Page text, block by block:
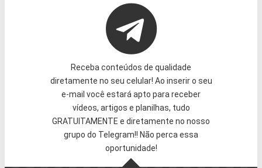
Receba conteúdos de qualidade
diretamente no seu celular! Ao inserir o seu
e-mail você estará apto para receber
vídeos, artigos e planilhas, tudo
GRATUITAMENTE e diretamente no nosso
grupo do Telegram!! Não perca essa
oportunidade!